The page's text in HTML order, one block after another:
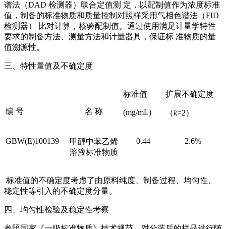
谱法（DAD 检测器）联合定值测 定，以配制值作为浓度标准
值，制备的标准物质和质量控制对照样采用气相色谱法（FID
检测器） 比对计算，核验配制值。通过使用满足计量学特性
要求的制备方法、测量方法和计量器具，保证标 准物质的量
值溯源性。
三、特性量值及不确定度
编 号 名 称
标准值
(mg/mL)
扩展不确定度
（k=2）
GBW(E)100139 甲醇中苯乙烯
溶液标准物质
0.44 2.6%
标准值的不确定度考虑了由原料纯度、制备过程、均匀性、
稳定性等引入的不确定度分量。
四、均匀性检验及稳定性考察